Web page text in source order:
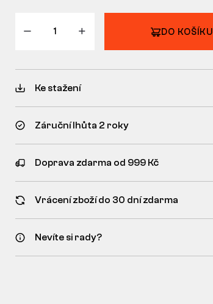
DO KOŠÍKU
Ke stažení
Záruční lhůta 2 roky
Doprava zdarma od 999 Kč
Vrácení zboží do 30 dní zdarma
Nevíte si rady?